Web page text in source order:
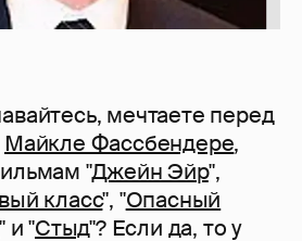
мечтаете перед
Майкле Фассбендере,
"Джейн Эйр",
класс", "Опасный
" и "Стыд"? Если да, то у